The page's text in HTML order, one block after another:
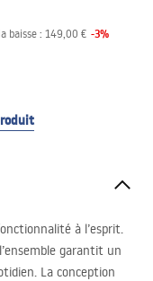
baisse : 149,00 € -3%
à l’esprit.
garantit un
La conception